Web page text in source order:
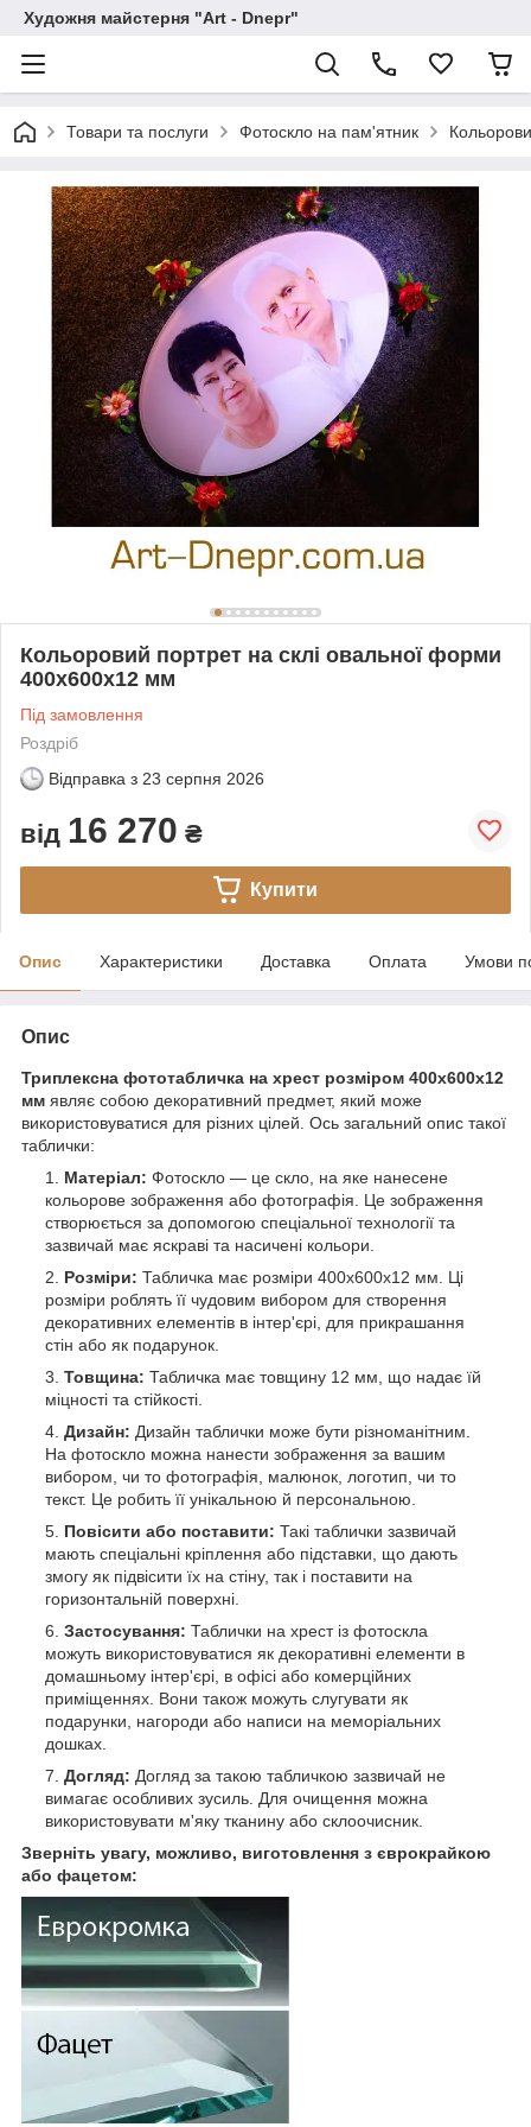
Художня майстерня "Art - Dnepr"
Товари та послуги Фотоскло на пам'ятник
Кольоровий портрет на склі овальної форми
400х600х12 мм
Під замовлення
Роздріб
Відправка з 23 серпня 2026
від 16 270 ₴
Купити
Опис Характеристики Доставка Оплата Умови
Опис
Триплексна фототабличка на хрест розміром 400х600x12
мм являє собою декоративний предмет, який може
використовуватися для різних цілей. Ось загальний опис такої
таблички:
Матеріал: Фотоскло — це скло, на яке нанесене
кольорове зображення або фотографія. Це зображення
створюється за допомогою спеціальної технології та
зазвичай має яскраві та насичені кольори.
Розміри: Табличка має розміри 400х600x12 мм. Ці
розміри роблять її чудовим вибором для створення
декоративних елементів в інтер'єрі, для прикрашання
стін або як подарунок.
Товщина: Табличка має товщину 12 мм, що надає їй
міцності та стійкості.
Дизайн: Дизайн таблички може бути різноманітним.
На фотоскло можна нанести зображення за вашим
вибором, чи то фотографія, малюнок, логотип, чи то
текст. Це робить її унікальною й персональною.
Повісити або поставити: Такі таблички зазвичай
мають спеціальні кріплення або підставки, що дають
змогу як підвісити їх на стіну, так і поставити на
горизонтальній поверхні.
Застосування: Таблички на хрест із фотоскла
можуть використовуватися як декоративні елементи в
домашньому інтер'єрі, в офісі або комерційних
приміщеннях. Вони також можуть слугувати як
подарунки, нагороди або написи на меморіальних
дошках.
Догляд: Догляд за такою табличкою зазвичай не
вимагає особливих зусиль. Для очищення можна
використовувати м'яку тканину або склоочисник.
Зверніть увагу, можливо, виготовлення з єврокрайкою
або фацетом: